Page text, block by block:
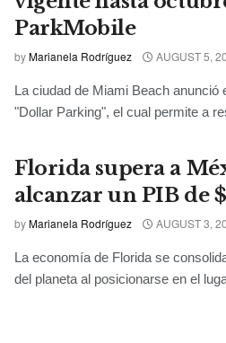
ParkMobile
byMarianela Rodríguez AUGUST 5,
La ciudad de Miami Beach anunció
"Dollar Parking", el cual permite a
Florida supera a
alcanzar un PIB de
byMarianela Rodríguez AUGUST 3,
La economía de Florida se
del planeta al posicionarse en el